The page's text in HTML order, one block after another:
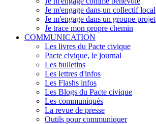
Je m'engage dans un collectif local
Je m'engage dans un groupe projet
Je trace mon propre chemin
COMMUNICATION
Les livres du Pacte civique
Pacte civique, le journal
Les bulletins
Les lettres d'infos
Les Flashs infos
Les Blogs du Pacte civique
Les communiqués
La revue de presse
Outils pour communiquer